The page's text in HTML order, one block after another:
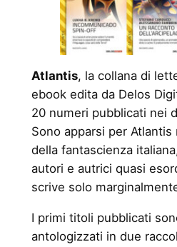
Atlantis, la collana di
ebook edita da Delos
20 numeri pubblicati nei
Sono apparsi per Atlantis
della fantascienza
autori e autrici quasi
scrive solo
I primi titoli pubblicati
antologizzati in due